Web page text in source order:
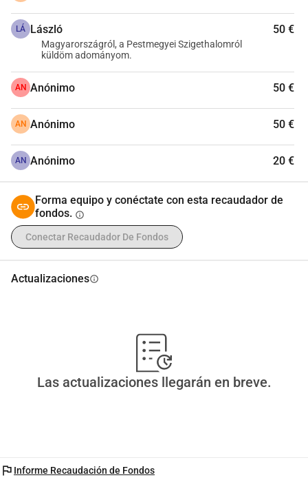
LÁ László 50 €
Magyarországról, a Pestmegyei Szigethalomról
küldöm adományom.
AN Anónimo 50 €
AN Anónimo 50 €
AN Anónimo 20 €
Forma equipo y conéctate con esta recaudador de
fondos. info
Conectar Recaudador De Fondos
Actualizacionesinfo
Las actualizaciones llegarán en breve.
flag Informe Recaudación de Fondos